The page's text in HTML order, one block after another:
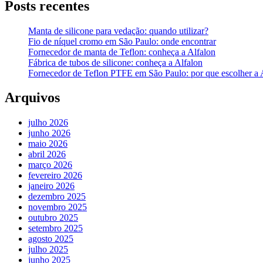
Posts recentes
Manta de silicone para vedação: quando utilizar?
Fio de níquel cromo em São Paulo: onde encontrar
Fornecedor de manta de Teflon: conheça a Alfalon
Fábrica de tubos de silicone: conheça a Alfalon
Fornecedor de Teflon PTFE em São Paulo: por que escolher a
Arquivos
julho 2026
junho 2026
maio 2026
abril 2026
março 2026
fevereiro 2026
janeiro 2026
dezembro 2025
novembro 2025
outubro 2025
setembro 2025
agosto 2025
julho 2025
junho 2025